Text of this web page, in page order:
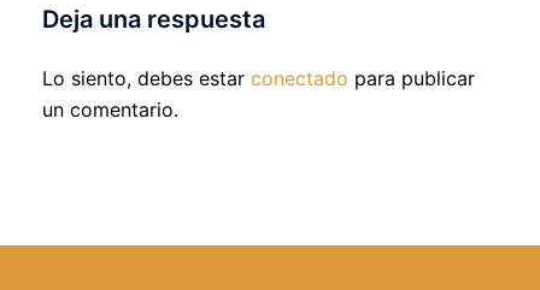
Deja una respuesta
Lo siento, debes estar conectado para publicar
un comentario.